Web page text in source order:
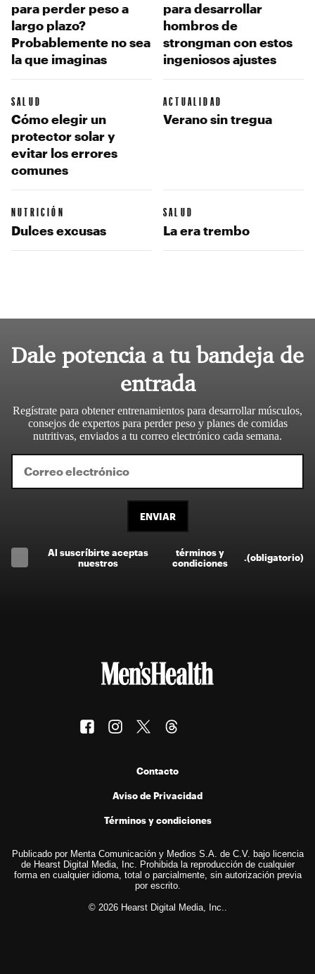
para perder peso a
largo plazo?
Probablemente no sea
la que imaginas
para desarrollar
hombros de
strongman con estos
ingeniosos ajustes
SALUD
Cómo elegir un
protector solar y
evitar los errores
comunes
ACTUALIDAD
Verano sin tregua
NUTRICIÓN
Dulces excusas
SALUD
La era trembo
Dale potencia a tu bandeja de
entrada
Regístrate para obtener entrenamientos para desarrollar músculos,
consejos de expertos para perder peso y planes de comidas
nutritivas, enviados a tu correo electrónico cada semana.
ENVIAR
Al suscríbirte aceptas
nuestros
términos y
condiciones
.(obligatorio)
Contacto
Aviso de Privacidad
Términos y condiciones
Publicado por Menta Comunicación y Medios S.A. de C.V. bajo licencia
de Hearst Digital Media, Inc. Prohibida la reproducción de cualquier
forma en cualquier idioma, total o parcialmente, sin autorización previa
por escrito.
© 2026 Hearst Digital Media, Inc..